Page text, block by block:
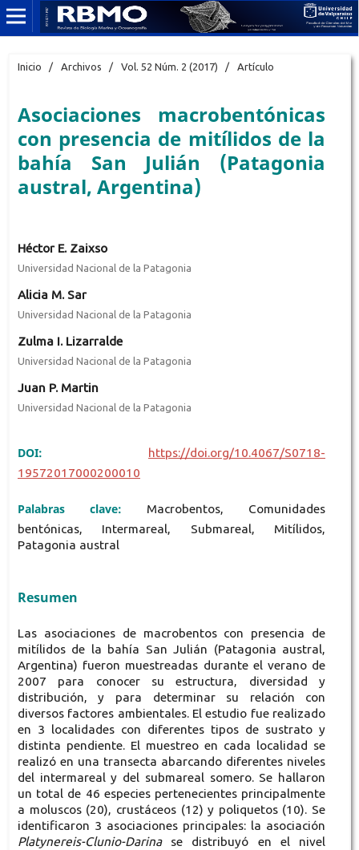
Inicio / Archivos / Vol. 52 Núm. 2 (2017) / Artículo
Asociaciones macrobentónicas
con presencia de mitílidos de la
bahía San Julián (Patagonia
austral, Argentina)
Héctor E. Zaixso
Universidad Nacional de la Patagonia
Alicia M. Sar
Universidad Nacional de la Patagonia
Zulma I. Lizarralde
Universidad Nacional de la Patagonia
Juan P. Martin
Universidad Nacional de la Patagonia
DOI:
https://doi.org/10.4067/S0718-
19572017000200010
Palabras clave:
Macrobentos, Comunidades
bentónicas, Intermareal, Submareal, Mitílidos,
Patagonia austral
Resumen
Las asociaciones de macrobentos con presencia de
mitílidos de la bahía San Julián (Patagonia austral,
Argentina) fueron muestreadas durante el verano de
2007 para conocer su estructura, diversidad y
distribución, y para determinar su relación con
diversos factores ambientales. El estudio fue realizado
en 3 localidades con diferentes tipos de sustrato y
distinta pendiente. El muestreo en cada localidad se
realizó en una transecta abarcando diferentes niveles
del intermareal y del submareal somero. Se hallaron
un total de 46 especies pertenecientes principalmente
a moluscos (20), crustáceos (12) y poliquetos (10). Se
identificaron 3 asociaciones principales: la asociación
Platynereis-Clunio-Darina se distribuyó en el nivel